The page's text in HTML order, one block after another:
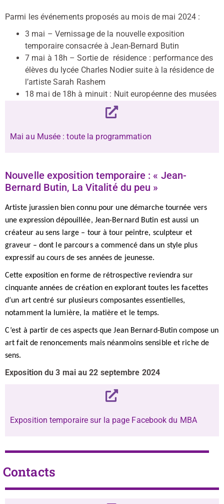
Parmi les événements proposés au mois de mai 2024 :
3 mai – Vernissage de la nouvelle exposition
temporaire consacrée à Jean-Bernard Butin
7 mai à 18h – Sortie de résidence : performance des
élèves du lycée Charles Nodier suite à la résidence de
l’artiste Sarah Rashem
18 mai de 18h à minuit : Nuit européenne des musées
Mai au Musée : toute la programmation
Nouvelle exposition temporaire : « Jean-
Bernard Butin, La Vitalité du peu »
Artiste jurassien bien connu pour une démarche tournée vers
une expression dépouillée, Jean-Bernard Butin est aussi un
créateur au sens large – tour à tour peintre, sculpteur et
graveur – dont le parcours a commencé dans un style plus
expressif au cours de ses années de jeunesse.
Cette exposition en forme de rétrospective reviendra sur
cinquante années de création en explorant toutes les facettes
d’un art centré sur plusieurs composantes essentielles,
notamment la lumière, la matière et le temps.
C’est à partir de ces aspects que Jean Bernard-Butin compose un
art fait de renoncements mais néanmoins sensible et riche de
sens.
Exposition du 3 mai au 22 septembre 2024
Exposition temporaire sur la page Facebook du MBA
Contacts